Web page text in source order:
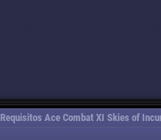
Requisitos Ace Combat XI Skies of